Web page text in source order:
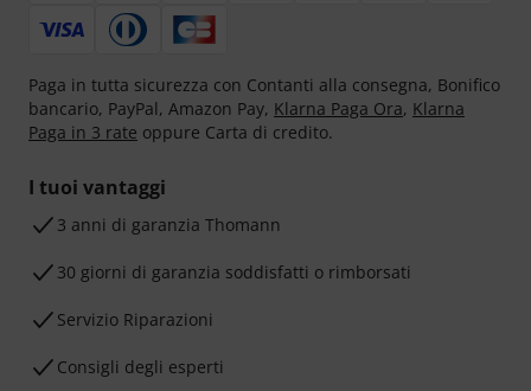
Paga in tutta sicurezza con Contanti alla consegna, Bonifico
bancario, PayPal, Amazon Pay, Klarna Paga Ora, Klarna
Paga in 3 rate oppure Carta di credito.
I tuoi vantaggi
3 anni di garanzia Thomann
30 giorni di garanzia soddisfatti o rimborsati
Servizio Riparazioni
Consigli degli esperti